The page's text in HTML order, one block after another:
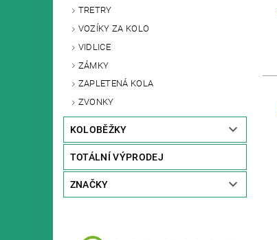
TRETRY
VOZÍKY ZA KOLO
VIDLICE
ZÁMKY
ZAPLETENÁ KOLA
ZVONKY
KOLOBĚŽKY
TOTÁLNÍ VÝPRODEJ
ZNAČKY